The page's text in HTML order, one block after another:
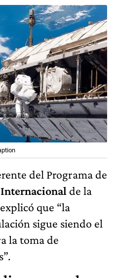
del Programa de
de la
que “la
sigue siendo el
la toma de